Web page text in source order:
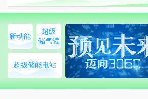
新动能
超级
储气罐
超级储能电站